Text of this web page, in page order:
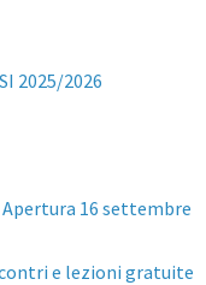
2025/2026
Apertura 16 settembre
e lezioni gratuite